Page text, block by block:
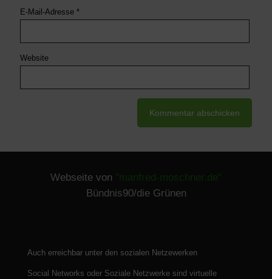
E-Mail-Adresse *
Website
Webseite von "manfred-moschner.de"
Bündnis90/die Grünen
Auch erreichbar unter den sozialen Netzewerken
Social Networks oder Soziale Netzwerke sind virtuelle